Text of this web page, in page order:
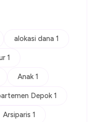
alokasi dana 1
1
Anak 1
Depok 1
Arsiparis 1